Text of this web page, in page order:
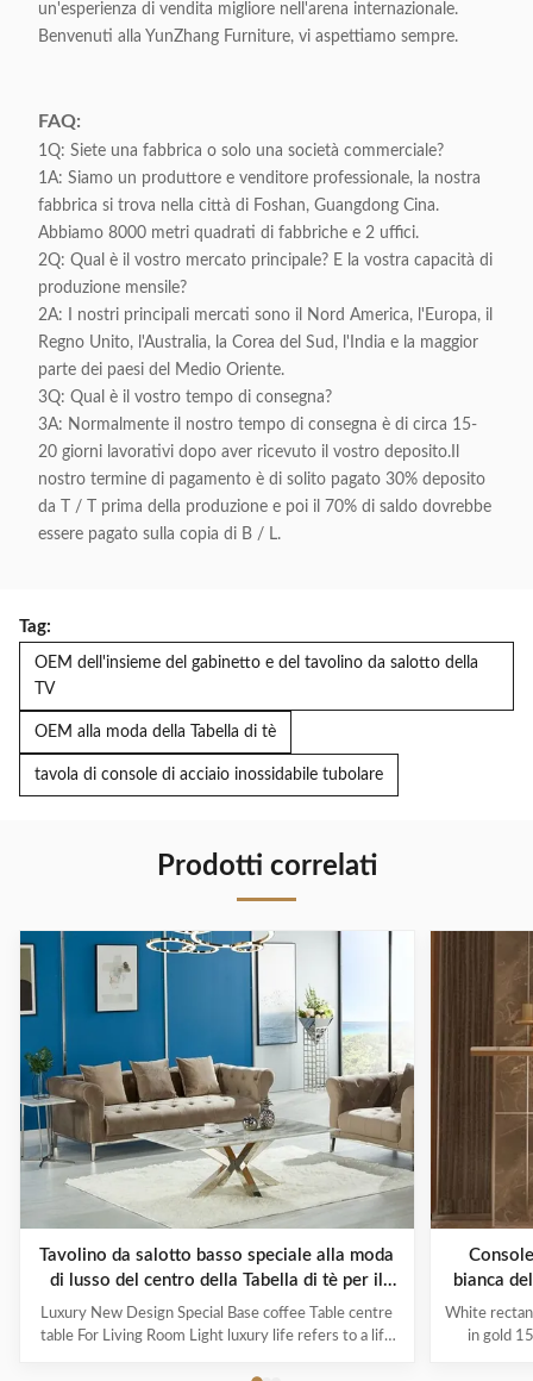
un'esperienza di vendita migliore nell'arena internazionale.
Benvenuti alla YunZhang Furniture, vi aspettiamo sempre.
FAQ:
1Q: Siete una fabbrica o solo una società commerciale?
1A: Siamo un produttore e venditore professionale, la nostra
fabbrica si trova nella città di Foshan, Guangdong Cina.
Abbiamo 8000 metri quadrati di fabbriche e 2 uffici.
2Q: Qual è il vostro mercato principale? E la vostra capacità di
produzione mensile?
2A: I nostri principali mercati sono il Nord America, l'Europa, il
Regno Unito, l'Australia, la Corea del Sud, l'India e la maggior
parte dei paesi del Medio Oriente.
3Q: Qual è il vostro tempo di consegna?
3A: Normalmente il nostro tempo di consegna è di circa 15-
20 giorni lavorativi dopo aver ricevuto il vostro deposito.Il
nostro termine di pagamento è di solito pagato 30% deposito
da T / T prima della produzione e poi il 70% di saldo dovrebbe
essere pagato sulla copia di B / L.
Tag:
OEM dell'insieme del gabinetto e del tavolino da salotto della
TV
OEM alla moda della Tabella di tè
tavola di console di acciaio inossidabile tubolare
Prodotti correlati
Tavolino da salotto basso speciale alla moda
di lusso del centro della Tabella di tè per il
salone
Luxury New Design Special Base coffee Table centre
table For Living Room Light luxury life refers to a life
bianca
White
in gold